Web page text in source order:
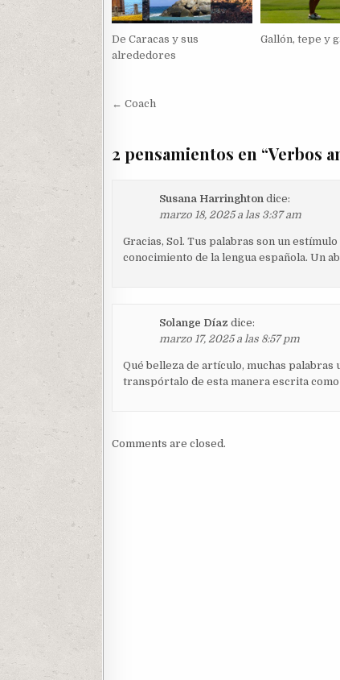
De Caracas y sus
alrededores
Gallón, tepe y
Navegación
entradas
← Coach
2 pensamientos en “Verbos
Susana Harringhton dice:
marzo 18, 2025 a las 3:37 am
Gracias, Sol. Tus palabras son un
conocimiento de la lengua española. Un
Solange Díaz dice:
marzo 17, 2025 a las 8:57 pm
Qué belleza de artículo, muchas palabras
transpórtalo de esta manera escrita
Comments are closed.